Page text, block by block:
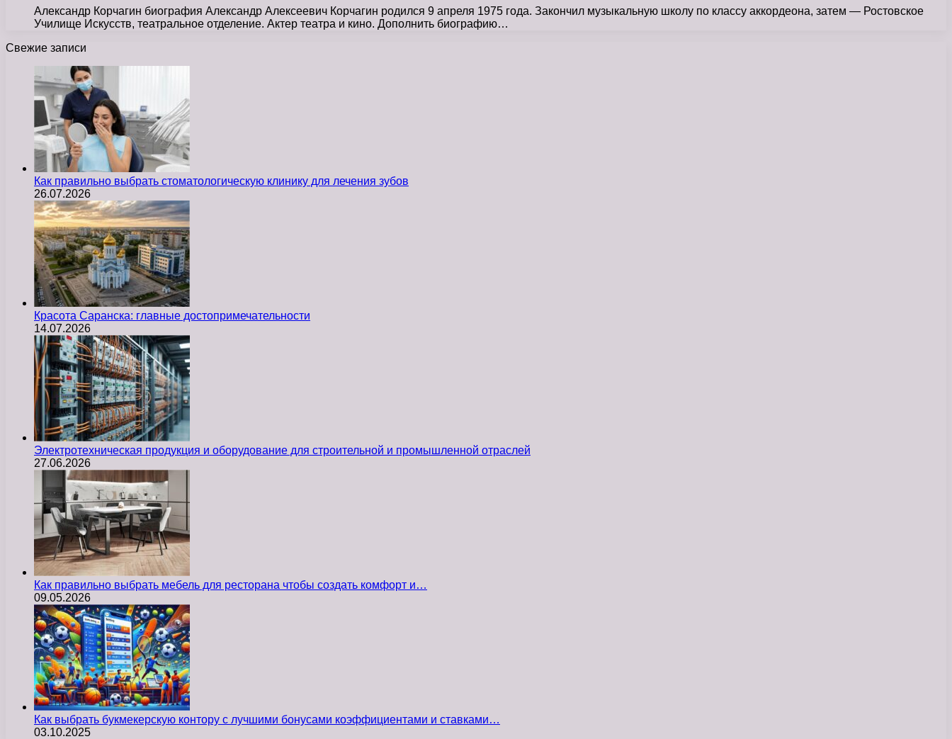
Александр Корчагин биография Александр Алексеевич Корчагин родился 9 апреля 1975 года. Закончил музыкальную школу по классу аккордеона, затем — Ростовское
Училище Искусств, театральное отделение. Актер театра и кино. Дополнить биографию…
Свежие записи
Как правильно выбрать стоматологическую клинику для лечения зубов
26.07.2026
Красота Саранска: главные достопримечательности
14.07.2026
Электротехническая продукция и оборудование для строительной и промышленной отраслей
27.06.2026
Как правильно выбрать мебель для ресторана чтобы создать комфорт и…
09.05.2026
Как выбрать букмекерскую контору с лучшими бонусами коэффициентами и ставками…
03.10.2025